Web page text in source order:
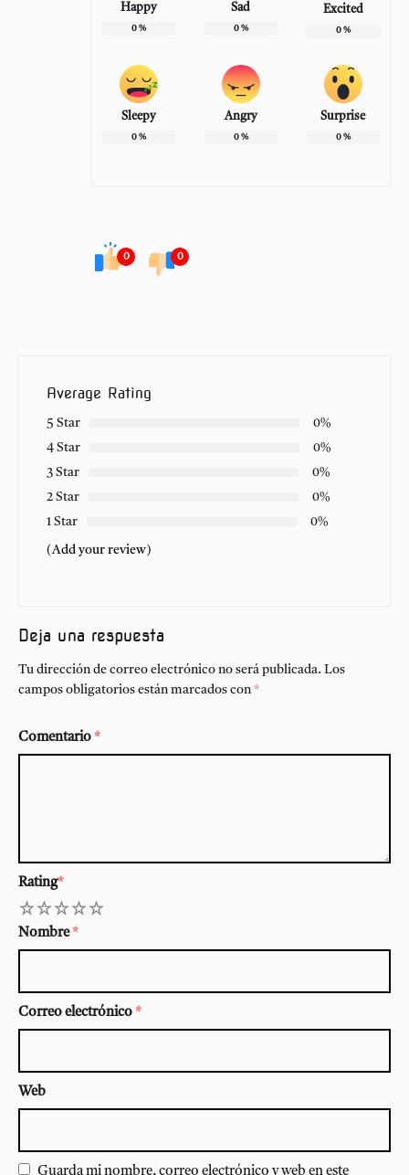
Happy
0%
Sad
0%
Excited
0%
Sleepy
0%
Angry
0%
Surprise
0%
0 0
Average Rating
5 Star
0%
4 Star
0%
3 Star
0%
2 Star
0%
1 Star
0%
(Add your review)
Deja una respuesta
Tu dirección de correo electrónico no será publicada. Los
campos obligatorios están marcados con *
Comentario *
Rating*
5
4
3
2
Nombre*
Correo electrónico *
Web
Guarda mi nombre, correo electrónico y web en este